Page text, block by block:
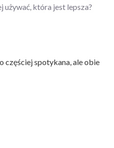
która jest lepsza?
częściej spotykana, ale obie